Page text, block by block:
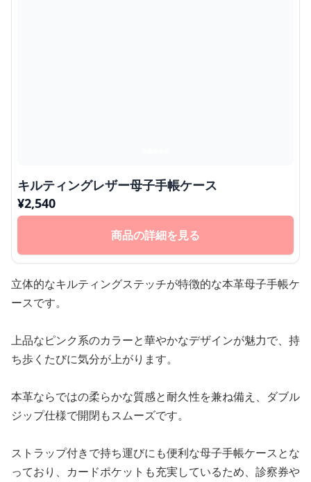
キルティングレザー母子手帳ケース
¥2,540
商品の詳細を見る
立体的なキルティングステッチが特徴的な本革母子手帳ケ
ースです。
上品なピンク系のカラーと華やかなデザインが魅力で、持
ち歩くたびに気分が上がります。
本革ならではの柔らかな質感と耐久性を兼ね備え、ダブル
ジップ仕様で開閉もスムーズです。
ストラップ付きで持ち運びにも便利な母子手帳ケースとな
っており、カードポケットも充実しているため、診察券や